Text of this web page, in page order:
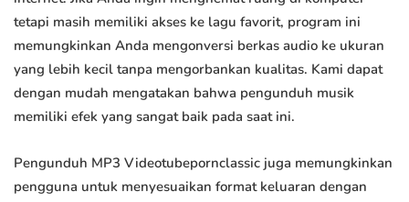
tetapi masih memiliki akses ke lagu favorit, program ini
memungkinkan Anda mengonversi berkas audio ke ukuran
yang lebih kecil tanpa mengorbankan kualitas. Kami dapat
dengan mudah mengatakan bahwa pengunduh musik
memiliki efek yang sangat baik pada saat ini.
Pengunduh MP3 Videotubepornclassic juga memungkinkan
pengguna untuk menyesuaikan format keluaran dengan